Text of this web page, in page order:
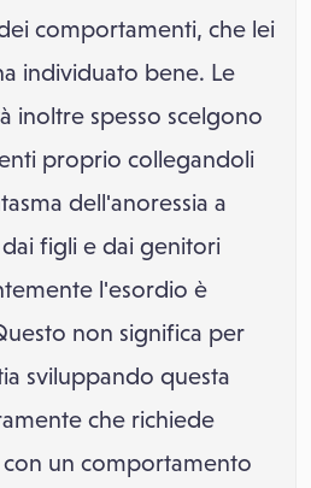
comportamenti, che lei
individuato bene. Le
inoltre spesso scelgono
proprio collegandoli
dell'anoressia a
figli e dai genitori
l'esordio è
non significa per
sviluppando questa
che richiede
un comportamento